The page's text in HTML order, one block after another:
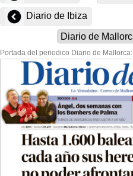
Diario de Ibiza
Portada del periodico Diario de Mallorca: